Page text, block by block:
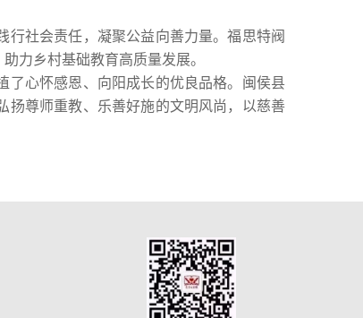
社会责任，凝聚公益向善力量。福思特阀
力乡村基础教育高质量发展。
心怀感恩、向阳成长的优良品格。闽侯县
扬尊师重教、乐善好施的文明风尚，以慈善